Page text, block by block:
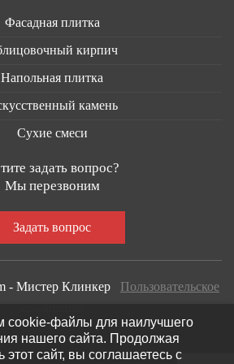
Фасадная плитка
кирпич
Напольная плитка
камень
Сухие смеси
задать вопрос?
Мы перезвоним
- Мистер Клинкер Пользовательское
cookie-файлы для наилучшего
нашего сайта. Продолжая
этот сайт, вы соглашаетесь с